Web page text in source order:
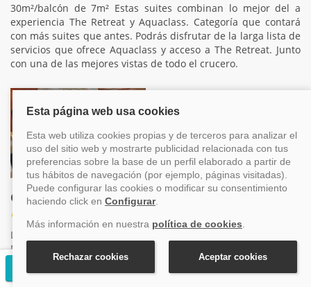
30m²/balcón de 7m² Estas suites combinan lo mejor del a
experiencia The Retreat y Aquaclass. Categoría que contará
con más suites que antes. Podrás disfrutar de la larga lista de
servicios que ofrece Aquaclass y acceso a The Retreat. Junto
con una de las mejores vistas de todo el crucero.
Celebrity Suite
Categorías CS, CS
Las suites son el mejor alojamiento de la Clase
Millenium,todas disponen de servicio de mayordomo.Incluye
una cena gratuita en un restaurante de
especialidades,facturación prioritaria,entrega de